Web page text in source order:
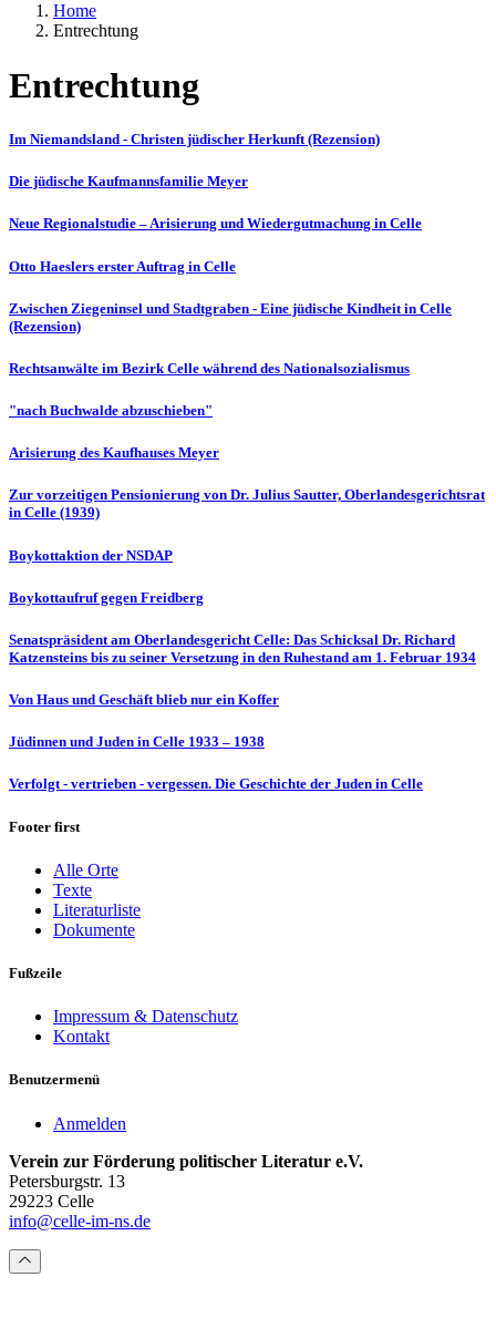
Home
Entrechtung
Entrechtung
Im Niemandsland - Christen jüdischer Herkunft (Rezension)
Die jüdische Kaufmannsfamilie Meyer
Neue Regionalstudie – Arisierung und Wiedergutmachung in Celle
Otto Haeslers erster Auftrag in Celle
Zwischen Ziegeninsel und Stadtgraben - Eine jüdische Kindheit in Celle
(Rezension)
Rechtsanwälte im Bezirk Celle während des Nationalsozialismus
"nach Buchwalde abzuschieben"
Arisierung des Kaufhauses Meyer
Zur vorzeitigen Pensionierung von Dr. Julius Sautter, Oberlandesgerichtsrat
in Celle (1939)
Boykottaktion der NSDAP
Boykottaufruf gegen Freidberg
Senatspräsident am Oberlandesgericht Celle: Das Schicksal Dr. Richard
Katzensteins bis zu seiner Versetzung in den Ruhestand am 1. Februar 1934
Von Haus und Geschäft blieb nur ein Koffer
Jüdinnen und Juden in Celle 1933 – 1938
Verfolgt - vertrieben - vergessen. Die Geschichte der Juden in Celle
Footer first
Alle Orte
Texte
Literaturliste
Dokumente
Fußzeile
Impressum & Datenschutz
Kontakt
Benutzermenü
Anmelden
Verein zur Förderung politischer Literatur e.V.
Petersburgstr. 13
29223 Celle
info@celle-im-ns.de